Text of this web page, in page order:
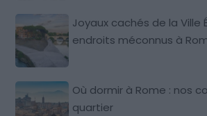
Joyaux cachés de la Ville
endroits méconnus à
Où dormir à Rome : nos
quartier